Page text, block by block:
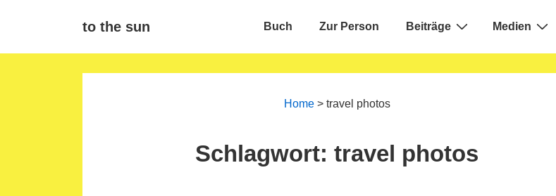
to the sun
Main
Buch Zur Person Beiträge Medien
Home> travel photos
Schlagwort:travel photos